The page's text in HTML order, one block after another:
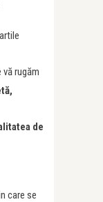
vă rugăm
de
care se